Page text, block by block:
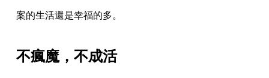
案的生活還是幸福的多。
不瘋魔，不成活